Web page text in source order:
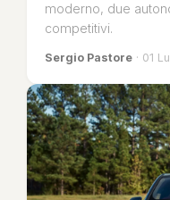
moderno, due
competitivi.
Sergio Pastore · 01